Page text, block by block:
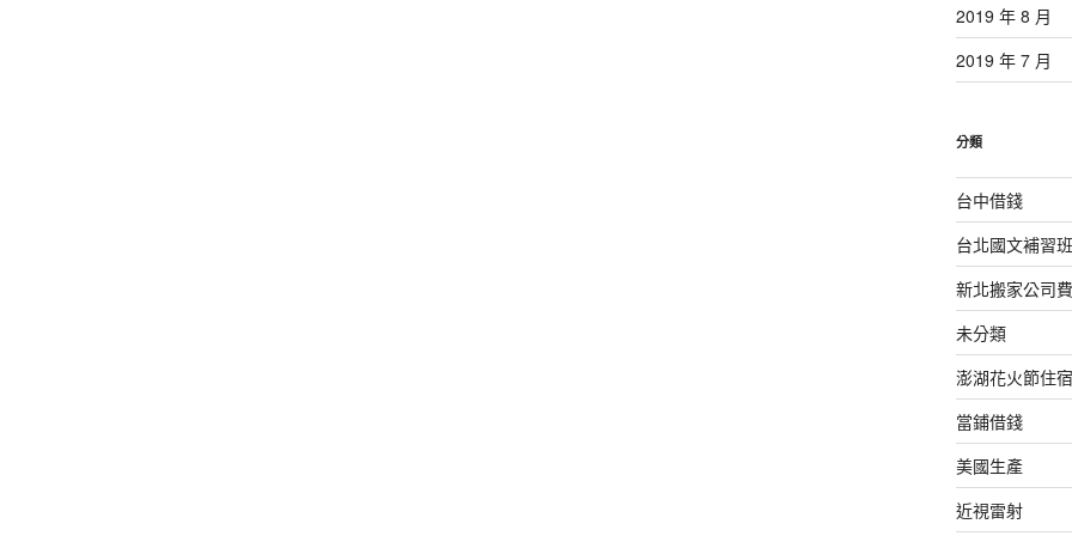
2019 年 8 月
2019 年 7 月
分類
台中借錢
台北國文補習班
新北搬家公司
未分類
澎湖花火節住
當鋪借錢
美國生產
近視雷射